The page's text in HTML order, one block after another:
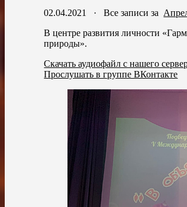
02.04.2021 ·Все записи за
В центре развития личности
природы».
Скачать аудиофайл с нашего
Прослушать в группе ВКонтакте